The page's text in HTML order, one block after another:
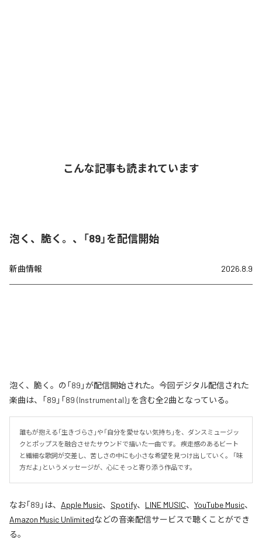
こんな記事も読まれています
泡く、脆く。、「89」を配信開始
新曲情報 2026.8.9
泡く、脆く。の「89」が配信開始された。今回デジタル配信された
楽曲は、「89」「89 (Instrumental)」を含む全2曲となっている。
誰もが抱える「生きづらさ」や「自分を愛せない気持ち」を、ダンスミュージッ
クとポップスを融合させたサウンドで描いた一曲です。 疾走感のあるビート
と繊細な歌詞が交差し、苦しさの中にも小さな希望を見つけ出していく。 「味
方だよ」というメッセージが、心にそっと寄り添う作品です。
なお「89 」は、 Apple Music、 Spotify、 LINE MUSIC、 YouTube Music、
Amazon Music Unlimitedなどの音楽配信サービスで聴くことができ
る。